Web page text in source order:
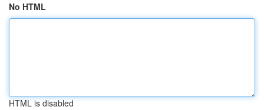
No HTML
HTML is disabled